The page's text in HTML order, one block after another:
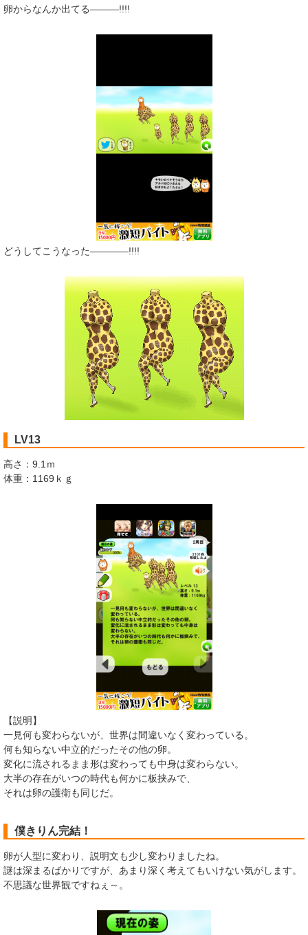
卵からなんか出てる―――!!!!
どうしてこうなった――――!!!!
LV13
高さ：9.1ｍ
体重：1169ｋｇ
【説明】
一見何も変わらないが、世界は間違いなく変わっている。
何も知らない中立的だったその他の卵。
変化に流されるまま形は変わっても中身は変わらない。
大半の存在がいつの時代も何かに板挟みで、
それは卵の護衛も同じだ。
僕きりん完結！
卵が人型に変わり、説明文も少し変わりましたね。
謎は深まるばかりですが、あまり深く考えてもいけない気がします。
不思議な世界観ですねぇ～。